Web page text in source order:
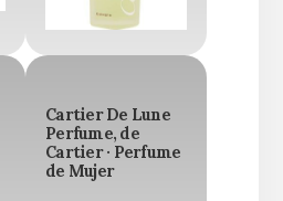
Cartier De Lune
Perfume, de
Cartier · Perfume
de Mujer